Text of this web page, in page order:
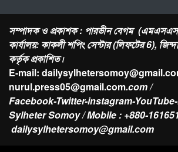
সম্পাদক ও প্রকাশক : পারভীন বেগম (এমএসএস,
কার্যালয়: কাকলী শপিং সেন্টার (লিফটের 6),
কর্তৃক প্রকাশিত।
E-mail:
nurul.press05@gmail.com.com /
Facebook-Twitter-instagram-
Sylheter Somoy / Mobile : +880-
dailysylhetersomoy@gmail.com